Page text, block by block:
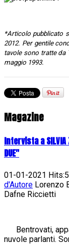
*Articolo pubblicato
2012. Per gentile
tavole sono tratte da
maggio 1993.
Magazine
Intervista a SILVIA
DUE"
01-01-2021
d'Autore Lorenzo
Dafne Riccietti
Bentrovati,
nuvole parlanti.